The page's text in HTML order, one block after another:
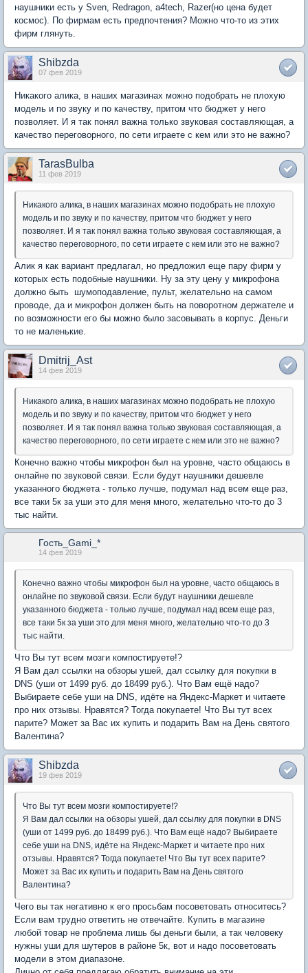
наушники есть у Sven, Redragon, a4tech, Razer(но цена будет
космос). По фирмам есть предпочтения? Можно что-то из этих
фирм глянуть.
Shibzda
07 фев 2019
Никакого алика, в наших магазинах можно подобрать не плохую
модель и по звуку и по качеству, притом что бюджет у него
позволяет. И я так понял важна только звуковая составляющая, а
качество переговорного, по сети играете с кем или это не важно?
TarasBulba
11 фев 2019
Никакого алика, в наших магазинах можно подобрать не плохую
модель и по звуку и по качеству, притом что бюджет у него
позволяет. И я так понял важна только звуковая составляющая, а
качество переговорного, по сети играете с кем или это не важно?
Алик я как вариант предлагал, но предложил еще пару фирм у
которых есть подобные наушники. Ну за эту цену у микрофона
должно быть шумоподавление, пульт, желательно на самом
проводе, да и микрофон должен быть на поворотном держателе и
по возможности его бы можно было засовывать в корпус. Деньги
то не маленькие.
Dmitrij_Ast
14 фев 2019
Никакого алика, в наших магазинах можно подобрать не плохую
модель и по звуку и по качеству, притом что бюджет у него
позволяет. И я так понял важна только звуковая составляющая, а
качество переговорного, по сети играете с кем или это не важно?
Конечно важно чтобы микрофон был на уровне, часто общаюсь в
онлайне по звуковой связи. Если будут наушники дешевле
указанного бюджета - только лучше, подумал над всем еще раз,
все таки 5к за уши это для меня много, желательно что-то до 3
тыс найти.
Гость_Gami_*
14 фев 2019
Конечно важно чтобы микрофон был на уровне, часто общаюсь в
онлайне по звуковой связи. Если будут наушники дешевле
указанного бюджета - только лучше, подумал над всем еще раз,
все таки 5к за уши это для меня много, желательно что-то до 3
тыс найти.
Что Вы тут всем мозги компостируете!?
Я Вам дал ссылки на обзоры ушей, дал ссылку для покупки в
DNS (уши от 1499 руб. до 18499 руб.). Что Вам ещё надо?
Выбираете себе уши на DNS, идёте на Яндекс-Маркет и читаете
про них отзывы. Нравятся? Тогда покупаете! Что Вы тут всех
парите? Может за Вас их купить и подарить Вам на День святого
Валентина?
Shibzda
19 фев 2019
Что Вы тут всем мозги компостируете!?
Я Вам дал ссылки на обзоры ушей, дал ссылку для покупки в DNS
(уши от 1499 руб. до 18499 руб.). Что Вам ещё надо? Выбираете
себе уши на DNS, идёте на Яндекс-Маркет и читаете про них
отзывы. Нравятся? Тогда покупаете! Что Вы тут всех парите?
Может за Вас их купить и подарить Вам на День святого
Валентина?
Чего вы так негативно к его просьбам посоветовать относитесь?
Если вам трудно ответить не отвечайте. Купить в магазине
любой товар не проблема лишь бы деньги были, а так человеку
нужны уши для шутеров в районе 5к, вот и надо посоветовать
модели в этом диапазоне.